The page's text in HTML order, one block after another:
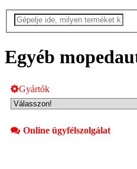
Egyéb
Gyártók
Online ügyfélszolgálat